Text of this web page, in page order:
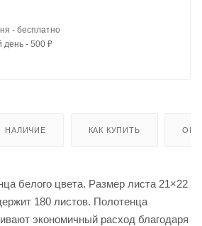
- бесплатно
день - 500 ₽
НАЛИЧИЕ КАК КУПИТЬ
белого цвета. Размер листа 21×22
180 листов. Полотенца
экономичный расход благодаря